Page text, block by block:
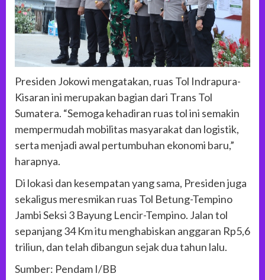
Presiden Jokowi mengatakan, ruas Tol Indrapura-
Kisaran ini merupakan bagian dari Trans Tol
Sumatera. “Semoga kehadiran ruas tol ini semakin
mempermudah mobilitas masyarakat dan logistik,
serta menjadi awal pertumbuhan ekonomi baru,”
harapnya.
Di lokasi dan kesempatan yang sama, Presiden juga
sekaligus meresmikan ruas Tol Betung-Tempino
Jambi Seksi 3 Bayung Lencir-Tempino. Jalan tol
sepanjang 34 Km itu menghabiskan anggaran Rp5,6
triliun, dan telah dibangun sejak dua tahun lalu.
Sumber: Pendam I/BB